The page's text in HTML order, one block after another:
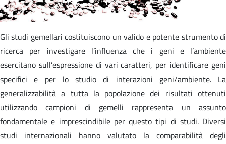
Gli studi gemellari costituiscono un valido e potente strumento di
ricerca per investigare l’influenza che i geni e l’ambiente
esercitano sull’espressione di vari caratteri, per identificare geni
specifici e per lo studio di interazioni geni/ambiente. La
generalizzabilità a tutta la popolazione dei risultati ottenuti
utilizzando campioni di gemelli rappresenta un assunto
fondamentale e imprescindibile per questo tipi di studi. Diversi
studi internazionali hanno valutato la comparabilità degli